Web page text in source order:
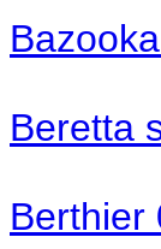
Beretta
Berthier